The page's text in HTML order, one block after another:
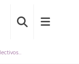
Actualización listados en procesos selectivos: 2025BDB010 y 2025BDE034 [09/09/2025]